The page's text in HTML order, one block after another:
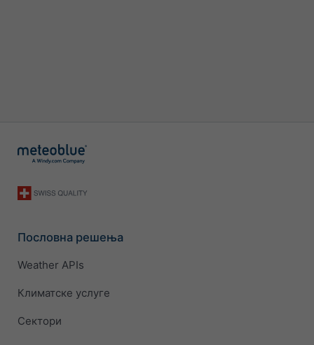
Пословна решења
Weather APIs
Климатске услуге
Сектори